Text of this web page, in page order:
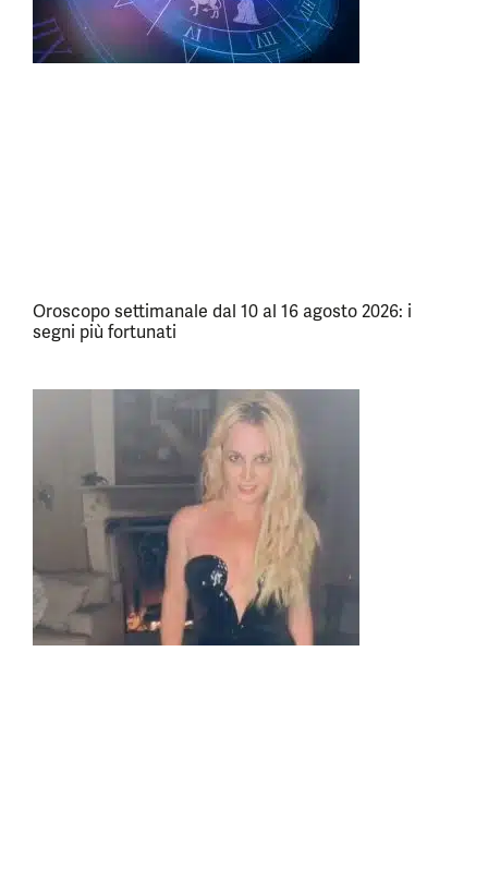
Oroscopo settimanale dal 10 al 16 agosto 2026: i
segni più fortunati